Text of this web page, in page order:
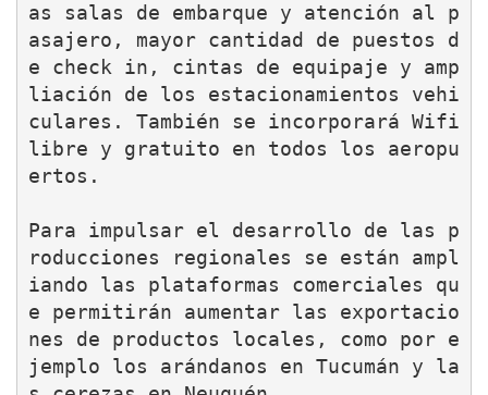
as salas de embarque y atención al p
asajero, mayor cantidad de puestos d
e check in, cintas de equipaje y amp
liación de los estacionamientos vehi
culares. También se incorporará Wifi
libre y gratuito en todos los aeropu
ertos.
Para impulsar el desarrollo de las p
roducciones regionales se están ampl
iando las plataformas comerciales qu
e permitirán aumentar las exportacio
nes de productos locales, como por e
jemplo los arándanos en Tucumán y la